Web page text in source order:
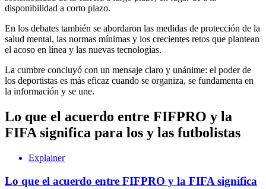
disponibilidad a corto plazo.
En los debates también se abordaron las medidas de protección de la
salud mental, las normas mínimas y los crecientes retos que plantean
el acoso en línea y las nuevas tecnologías.
La cumbre concluyó con un mensaje claro y unánime: el poder de
los deportistas es más eficaz cuando se organiza, se fundamenta en
la información y se une.
Lo que el acuerdo entre FIFPRO y la
FIFA significa para los y las futbolistas
Explainer
Lo que el acuerdo entre FIFPRO y la FIFA significa